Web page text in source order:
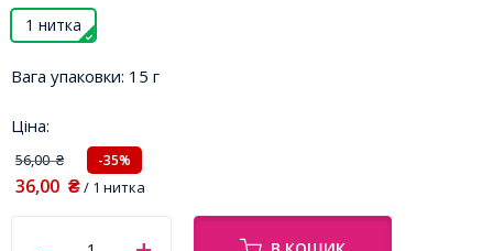
1 нитка
Вага упаковки: 15 г
Ціна:
56,00₴ -35%
36,00 ₴/ 1 нитка